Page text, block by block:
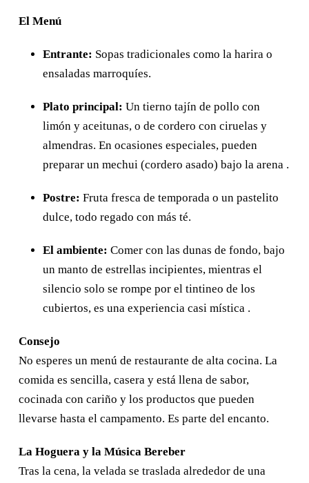
El Menú
Entrante: Sopas tradicionales como la harira o
ensaladas marroquíes.
Plato principal: Un tierno tajín de pollo con
limón y aceitunas, o de cordero con ciruelas y
almendras. En ocasiones especiales, pueden
preparar un mechui (cordero asado) bajo la arena .
Postre: Fruta fresca de temporada o un pastelito
dulce, todo regado con más té.
El ambiente: Comer con las dunas de fondo, bajo
un manto de estrellas incipientes, mientras el
silencio solo se rompe por el tintineo de los
cubiertos, es una experiencia casi mística .
Consejo
No esperes un menú de restaurante de alta cocina. La
comida es sencilla, casera y está llena de sabor,
cocinada con cariño y los productos que pueden
llevarse hasta el campamento. Es parte del encanto.
La Hoguera y la Música Bereber
Tras la cena, la velada se traslada alrededor de una